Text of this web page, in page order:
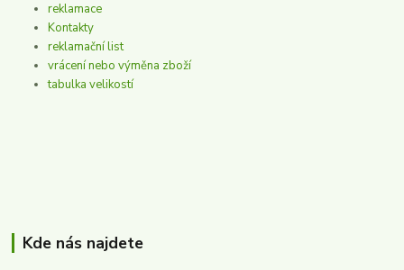
reklamace
Kontakty
reklamační list
vrácení nebo výměna zboží
tabulka velikostí
Kde nás najdete